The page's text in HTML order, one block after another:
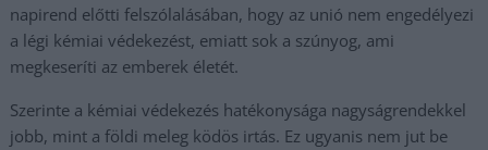
napirend előtti felszólalásában, hogy az unió nem engedélyezi
a légi kémiai védekezést, emiatt sok a szúnyog, ami
megkeseríti az emberek életét.
Szerinte a kémiai védekezés hatékonysága nagyságrendekkel
jobb, mint a földi meleg ködös irtás. Ez ugyanis nem jut be